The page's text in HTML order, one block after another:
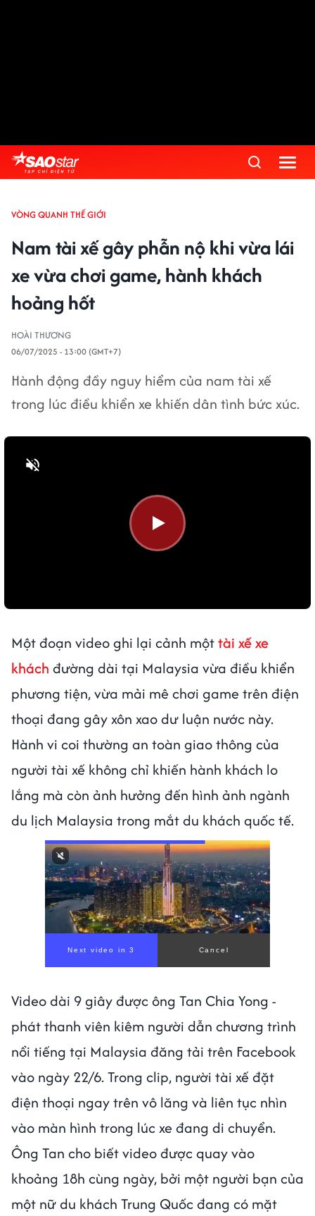
VÒNG QUANH THẾ GIỚI
Nam tài xế gây phẫn nộ khi vừa lái
xe vừa chơi game, hành khách
hoảng hốt
HOÀI THƯƠNG
06/07/2025 - 13:00 (GMT+7)
Hành động đầy nguy hiểm của nam tài xế
trong lúc điều khiển xe khiến dân tình bức xúc.
Một đoạn video ghi lại cảnh mộttài xế xe
khách đường dài tại Malaysia vừa điều khiển
phương tiện, vừa mải mê chơi game trên điện
thoại đang gây xôn xao dư luận nước này.
Hành vi coi thường an toàn giao thông của
người tài xế không chỉ khiến hành khách lo
lắng mà còn ảnh hưởng đến hình ảnh ngành
du lịch Malaysia trong mắt du khách quốc tế.
Next video in 1 Cancel
Video dài 9 giây được ông Tan Chia Yong -
phát thanh viên kiêm người dẫn chương trình
nổi tiếng tại Malaysia đăng tải trên Facebook
vào ngày 22/6. Trong clip, người tài xế đặt
điện thoại ngay trên vô lăng và liên tục nhìn
vào màn hình trong lúc xe đang di chuyển.
Ông Tan cho biết video được quay vào
khoảng 18h cùng ngày, bởi một người bạn của
một nữ du khách Trung Quốc đang có mặt